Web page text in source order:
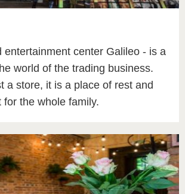
entertainment center Galileo - is a
world of the trading business.
a store, it is a place of rest and
for the whole family.